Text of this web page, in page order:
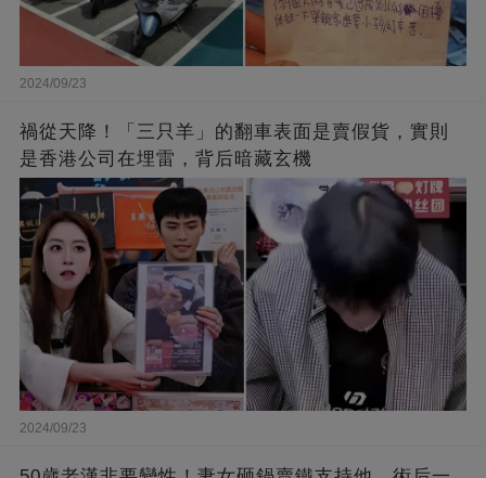
2024/09/23
禍從天降！「三只羊」的翻車表面是賣假貨，實則
是香港公司在埋雷，背后暗藏玄機
2024/09/23